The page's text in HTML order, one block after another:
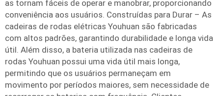
as tornam fáceis de operar e manobrar, proporcionando
conveniência aos usuários. Construídas para Durar – As
cadeiras de rodas elétricas Youhuan são fabricadas
com altos padrões, garantindo durabilidade e longa vida
útil. Além disso, a bateria utilizada nas cadeiras de
rodas Youhuan possui uma vida útil mais longa,
permitindo que os usuários permaneçam em
movimento por períodos maiores, sem necessidade de